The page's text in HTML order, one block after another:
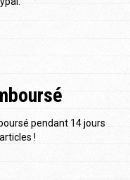
pendant 14 jours
!